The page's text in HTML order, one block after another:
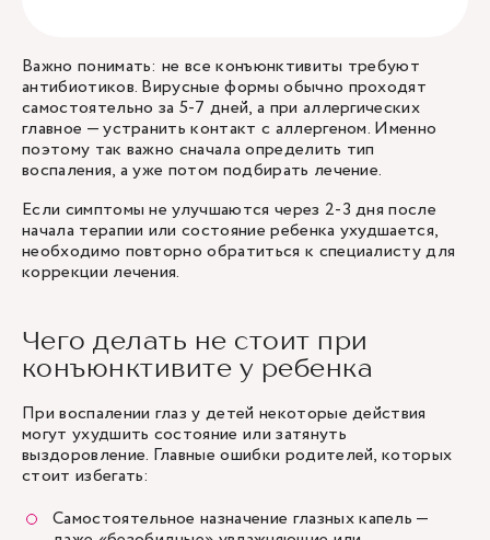
Важно понимать: не все конъюнктивиты требуют
антибиотиков. Вирусные формы обычно проходят
самостоятельно за 5-7 дней, а при аллергических
главное — устранить контакт с аллергеном. Именно
поэтому так важно сначала определить тип
воспаления, а уже потом подбирать лечение.
Если симптомы не улучшаются через 2-3 дня после
начала терапии или состояние ребенка ухудшается,
необходимо повторно обратиться к специалисту для
коррекции лечения.
Чего делать не стоит при
конъюнктивите у ребенка
При воспалении глаз у детей некоторые действия
могут ухудшить состояние или затянуть
выздоровление. Главные ошибки родителей, которых
стоит избегать:
Самостоятельное назначение глазных капель —